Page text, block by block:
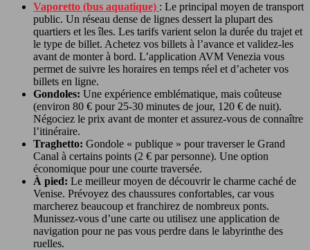
Vaporetto (bus aquatique) : Le principal moyen de transport
public. Un réseau dense de lignes dessert la plupart des
quartiers et les îles. Les tarifs varient selon la durée du trajet et
le type de billet. Achetez vos billets à l’avance et validez-les
avant de monter à bord. L’application AVM Venezia vous
permet de suivre les horaires en temps réel et d’acheter vos
billets en ligne.
Gondoles: Une expérience emblématique, mais coûteuse
(environ 80 € pour 25-30 minutes de jour, 120 € de nuit).
Négociez le prix avant de monter et assurez-vous de connaître
l’itinéraire.
Traghetto: Gondole « publique » pour traverser le Grand
Canal à certains points (2 € par personne). Une option
économique pour une courte traversée.
À pied: Le meilleur moyen de découvrir le charme caché de
Venise. Prévoyez des chaussures confortables, car vous
marcherez beaucoup et franchirez de nombreux ponts.
Munissez-vous d’une carte ou utilisez une application de
navigation pour ne pas vous perdre dans le labyrinthe des
ruelles.